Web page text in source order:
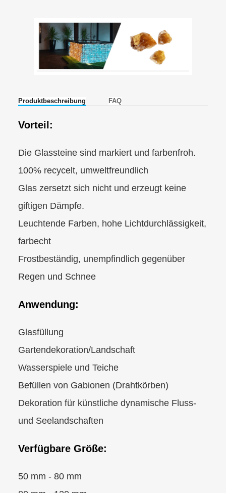
Produktbeschreibung FAQ
Vorteil:
Die Glassteine sind markiert und farbenfroh.
100% recycelt, umweltfreundlich
Glas zersetzt sich nicht und erzeugt keine
giftigen Dämpfe.
Leuchtende Farben, hohe Lichtdurchlässigkeit,
farbecht
Frostbeständig, unempfindlich gegenüber
Regen und Schnee
Anwendung:
Glasfüllung
Gartendekoration/Landschaft
Wasserspiele und Teiche
Befüllen von Gabionen (Drahtkörben)
Dekoration für künstliche dynamische Fluss-
und Seelandschaften
Verfügbare Größe:
50 mm - 80 mm